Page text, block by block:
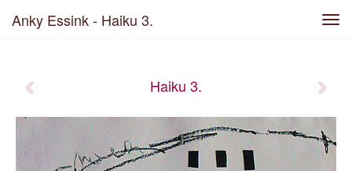
Anky Essink - Haiku 3.
Haiku 3.